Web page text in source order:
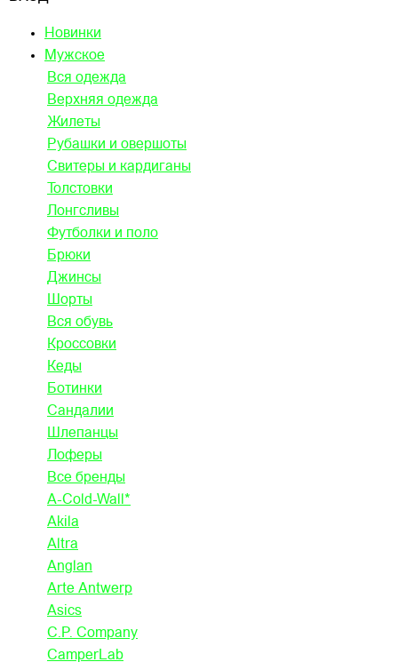
Новинки
Мужское
Вся одежда
Верхняя одежда
Жилеты
Рубашки и овершоты
Свитеры и кардиганы
Толстовки
Лонгсливы
Футболки и поло
Брюки
Джинсы
Шорты
Вся обувь
Кроссовки
Кеды
Ботинки
Сандалии
Шлепанцы
Лоферы
Все бренды
A-Cold-Wall*
Akila
Altra
Anglan
Arte Antwerp
Asics
C.P. Company
CamperLab